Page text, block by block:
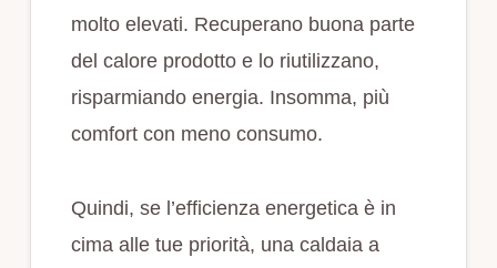
molto elevati. Recuperano buona parte
del calore prodotto e lo riutilizzano,
risparmiando energia. Insomma, più
comfort con meno consumo.
Quindi, se l’efficienza energetica è in
cima alle tue priorità, una caldaia a